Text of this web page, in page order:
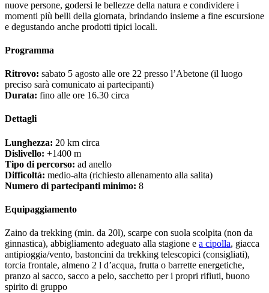
nuove persone, godersi le bellezze della natura e condividere i
momenti più belli della giornata, brindando insieme a fine escursione
e degustando anche prodotti tipici locali.
Programma
Ritrovo: sabato 5 agosto alle ore 22 presso l’Abetone (il luogo
preciso sarà comunicato ai partecipanti)
Durata: fino alle ore 16.30 circa
Dettagli
Lunghezza: 20 km circa
Dislivello: +1400 m
Tipo di percorso: ad anello
Difficoltà: medio-alta (richiesto allenamento alla salita)
Numero di partecipanti minimo: 8
Equipaggiamento
Zaino da trekking (min. da 20l), scarpe con suola scolpita (non da
ginnastica), abbigliamento adeguato alla stagione e a cipolla, giacca
antipioggia/vento, bastoncini da trekking telescopici (consigliati),
torcia frontale, almeno 2 l d’acqua, frutta o barrette energetiche,
pranzo al sacco, sacco a pelo, sacchetto per i propri rifiuti, buono
spirito di gruppo